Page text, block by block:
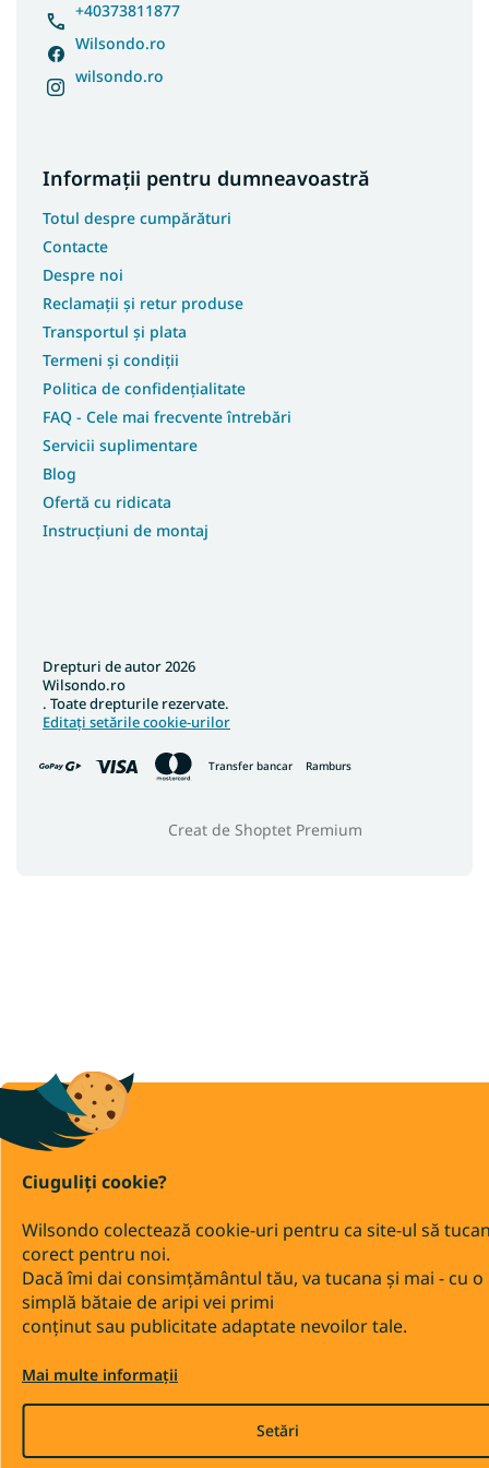
Ciuguliți cookie?
Wilsondo colectează cookie-uri pentru ca site-ul să
corect pentru noi.
Dacă îmi dai consimțământul tău, va tucana și mai - cu o
simplă bătaie de aripi vei primi
conținut sau publicitate adaptate nevoilor tale.
Mai multe informații
Setări
+40373811877
Wilsondo.ro
wilsondo.ro
Informații pentru dumneavoastră
Totul despre cumpărături
Contacte
Despre noi
Reclamații și retur produse
Transportul și plata
Termeni și condiții
Politica de confidențialitate
FAQ - Cele mai frecvente întrebări
Servicii suplimentare
Blog
Ofertă cu ridicata
Instrucțiuni de montaj
Transfer bancar Ramburs
Creat de Shoptet Premium
Drepturi de autor 2026
Wilsondo.ro
. Toate drepturile rezervate.
Editați setările cookie-urilor